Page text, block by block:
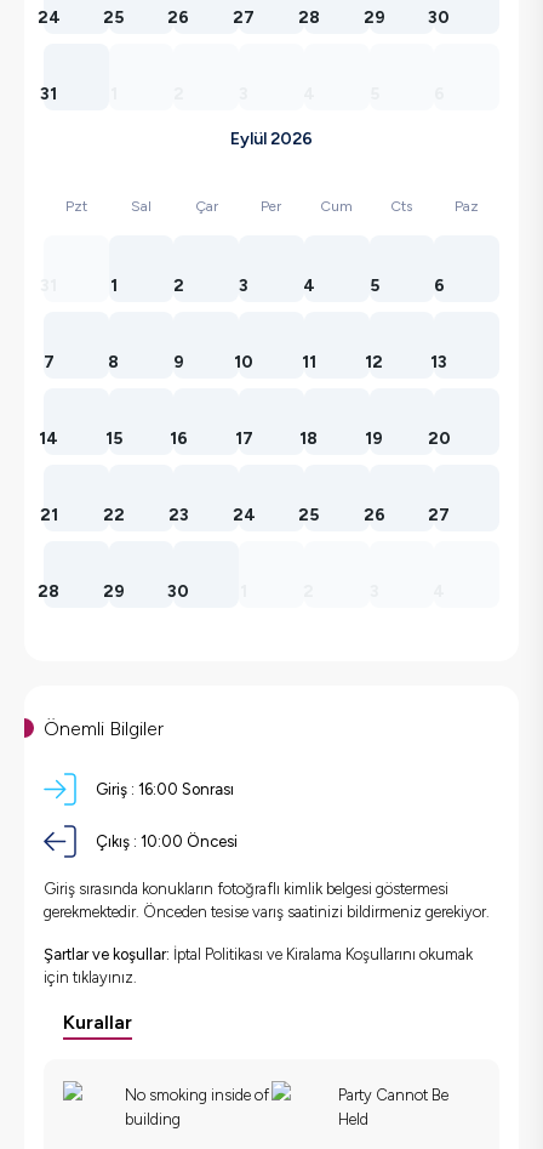
24 25 26 27 28 29 30
31
Eylül 2026
Pzt Sal Çar Per Cum Cts Paz
1 2 3 4 5 6
7 8 9 10 11 12 13
14 15 16 17 18 19 20
21 22 23 24 25 26 27
28 29 30
Önemli Bilgiler
Giriş : 16:00 Sonrası
Çıkış : 10:00 Öncesi
Giriş sırasında konukların fotoğraflı kimlik belgesi göstermesi
gerekmektedir. Önceden tesise varış saatinizi bildirmeniz gerekiyor.
Şartlar ve koşullar: İptal Politikası ve Kiralama Koşullarını okumak
için tıklayınız.
Kurallar
No smoking inside of
building
Party Cannot Be
Held